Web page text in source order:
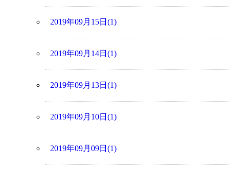
2019年09月15日(1)
2019年09月14日(1)
2019年09月13日(1)
2019年09月10日(1)
2019年09月09日(1)